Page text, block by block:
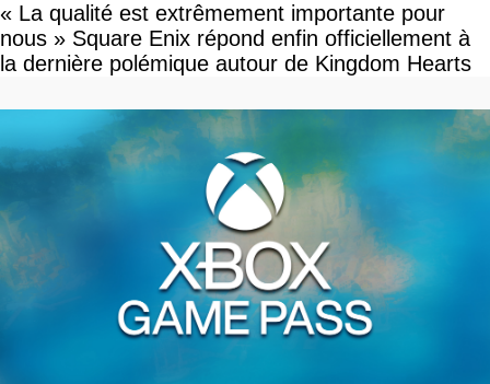
« La qualité est extrêmement importante pour
nous » Square Enix répond enfin officiellement à
la dernière polémique autour de Kingdom Hearts